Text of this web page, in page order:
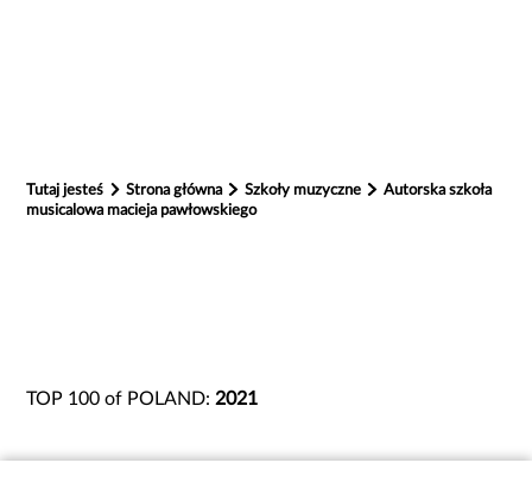
Tutaj jesteś Strona główna Szkoły muzyczne
Autorska szkoła
musicalowa macieja pawłowskiego
TOP 100 of POLAND: 2021